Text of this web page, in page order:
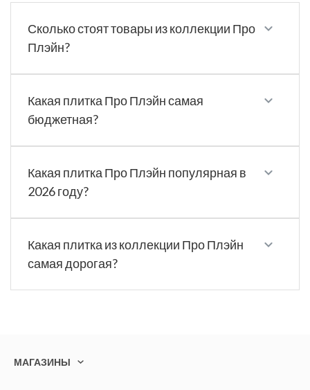
Сколько стоят товары из коллекции Про
Плэйн?
Какая плитка Про Плэйн самая
бюджетная?
Какая плитка Про Плэйн популярная в
2026 году?
Какая плитка из коллекции Про Плэйн
самая дорогая?
МАГАЗИНЫ